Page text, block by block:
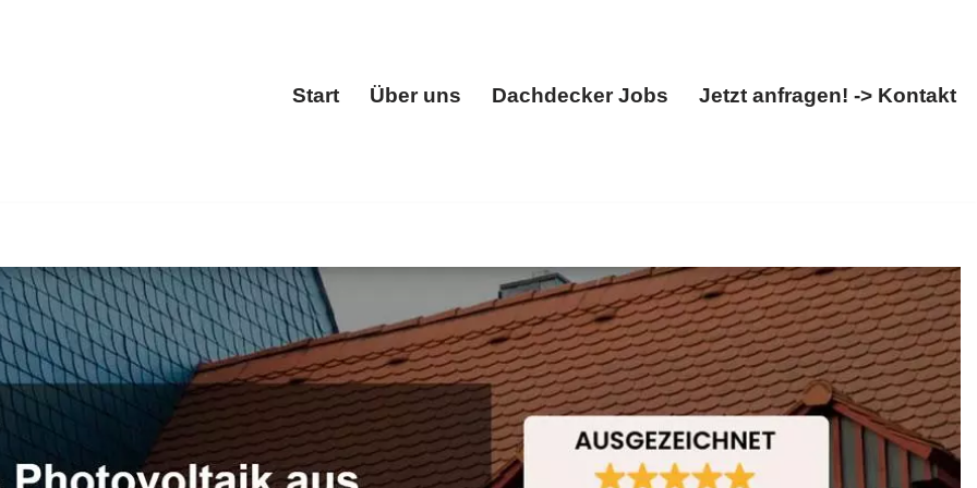
Start Über uns Dachdecker Jobs Jetzt anfragen! -> Kontakt
bei 🔨BOHN oder ✓Dachfenster, Dacheindeckung, Dachgauben, Dachstuhl. ➡️ BOHN, Ihr Dachdeckermeister für
oder ✓Dachstuhl für Heusenstamm. Vertrauen Sie auf unsere Expertise ✉.